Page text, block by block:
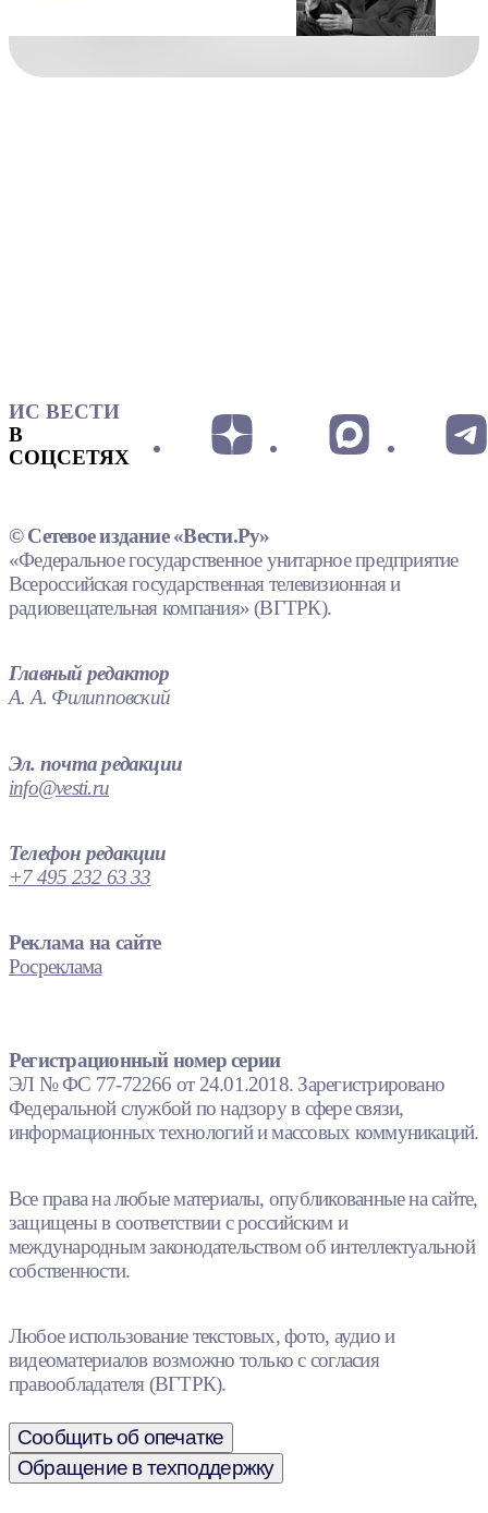
ИС ВЕСТИ
В
СОЦСЕТЯХ
© Сетевое издание «Вести.Ру»
«Федеральное государственное унитарное предприятие
Всероссийская государственная телевизионная и
радиовещательная компания» (ВГТРК).
Главный редактор
А. А. Филипповский
Эл. почта редакции
info@vesti.ru
Телефон редакции
+7 495 232 63 33
Реклама на сайте
Росреклама
Регистрационный номер серии
ЭЛ № ФС 77-72266 от 24.01.2018. Зарегистрировано
Федеральной службой по надзору в сфере связи,
информационных технологий и массовых коммуникаций.
Все права на любые материалы, опубликованные на сайте,
защищены в соответствии с российским и
международным законодательством об интеллектуальной
собственности.
Любое использование текстовых, фото, аудио и
видеоматериалов возможно только с согласия
правообладателя (ВГТРК).
Сообщить об опечатке
Обращение в техподдержку